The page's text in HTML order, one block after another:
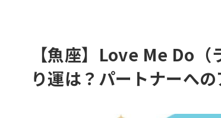
【魚座】Love Me Do
り運は？パートナーへ